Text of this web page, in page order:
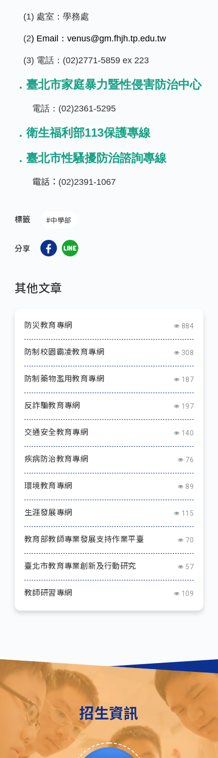
(1) 處室：學務處
(2) Email：venus@gm.fhjh.tp.edu.tw
(3) 電話：(02)2771-5859 ex 223
． 臺北市家庭暴力暨性侵害防治中心
電話：(02)2361-5295
． 衛生福利部113保護專線
．臺北市性騷擾防治諮詢專線
電話： (02)2391-1067
標籤 #中學部
分享
其他文章
防災教育專網 884
防制校園霸凌教育專網 308
防制藥物濫用教育專網 187
反詐騙教育專網 197
交通安全教育專網 140
疾病防治教育專網 76
環境教育專網 89
生涯發展專網 115
教育部教師專業發展支持作業平臺 70
臺北市教育專業創新及行動研究 57
教師研習專網 109
招生資訊